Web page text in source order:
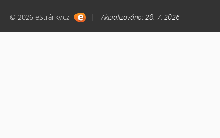
© 2026 eStránky.cz | Aktualizováno: 28. 7. 2026